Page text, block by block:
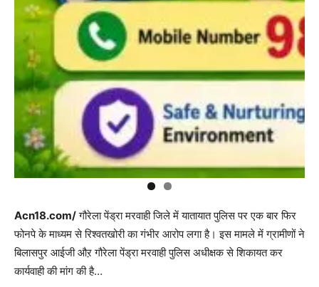
Acn18.com/गौरेला पेंड्रा मरवाही जिले में यातायात पुलिस पर एक बार फिर
फोनपे के माध्यम से रिश्वतखोरी का गंभीर आरोप लगा है। इस मामले में ग्रामीणों ने
बिलासपुर आईजी औऱ गौरेला पेंड्रा मरवाही पुलिस अधीक्षक से शिकायत कर
कार्यवाही की मांग की है…